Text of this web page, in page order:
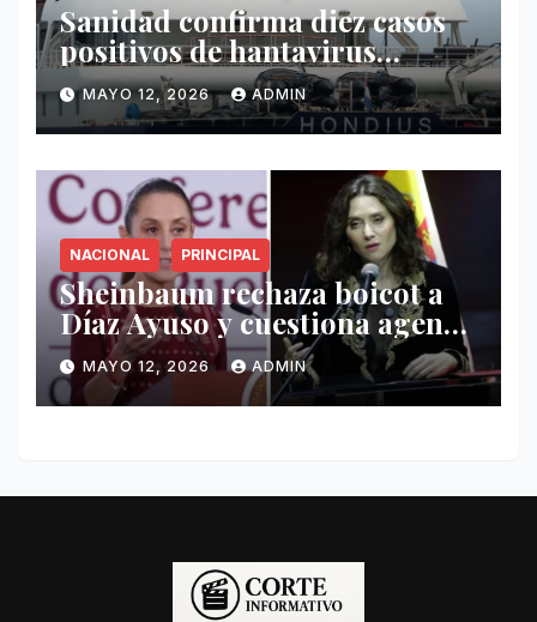
Sanidad confirma diez casos
positivos de hantavirus
vinculados al crucero MV
Hondius
MAYO 12, 2026 ADMIN
NACIONAL PRINCIPAL
Sheinbaum rechaza boicot a
Díaz Ayuso y cuestiona agenda
de funcionaria española
MAYO 12, 2026 ADMIN